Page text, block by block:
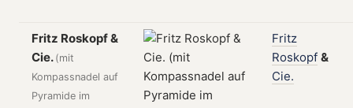
Fritz Roskopf &
Cie. (mit
Kompassnadel auf
Pyramide im
Fritz
Roskopf &
Cie.